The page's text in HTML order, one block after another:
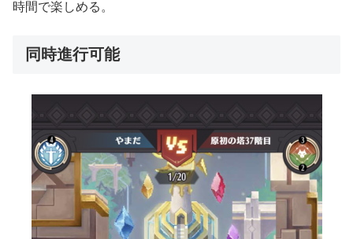
時間で楽しめる。
同時進行可能